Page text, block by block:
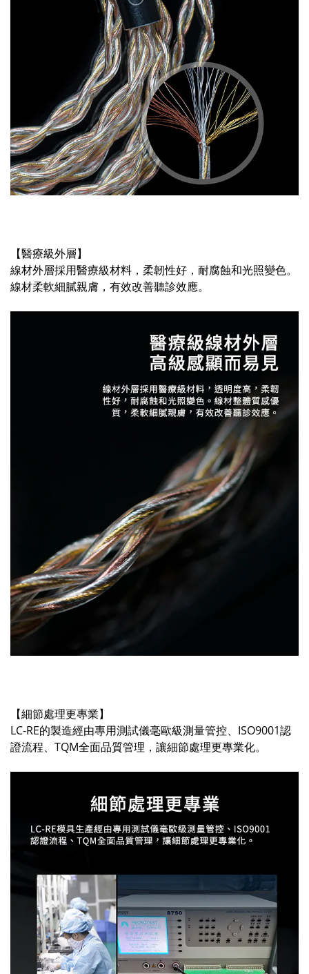
【醫療級外層】
線材外層採用醫療級材料，柔韌性好，耐腐蝕和光照變色。
線材柔軟細膩親膚，有效改善聽診效應。
【細節處理更專業】
LC-RE的製造經由專用測試儀毫歐級測量管控、ISO9001認
證流程、TQM全面品質管理，讓細節處理更專業化。